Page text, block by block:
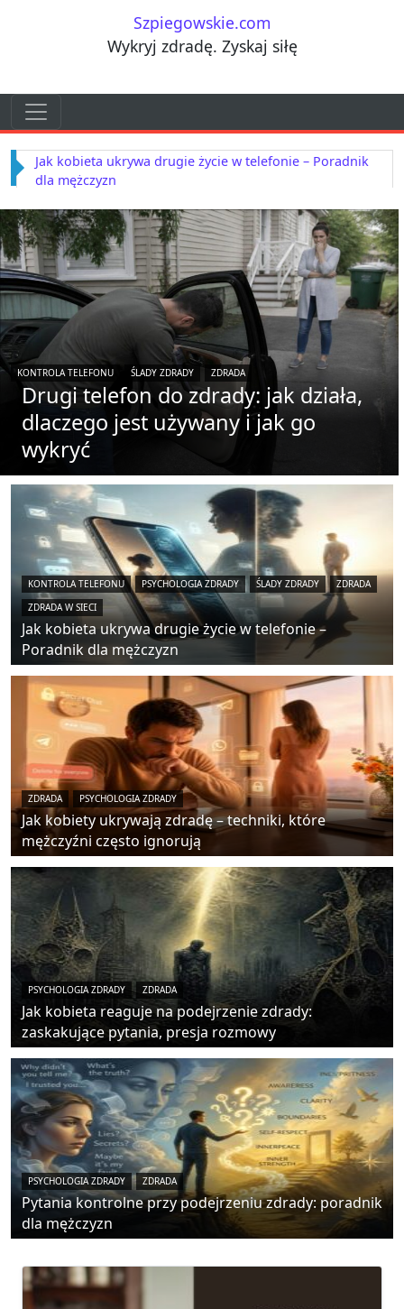
Szpiegowskie.com
Wykryj zdradę. Zyskaj siłę
Przejdź do treści
Main Navigation
Jak kobieta ukrywa drugie życie w telefonie – Poradnik
dla mężczyzn
KONTROLA TELEFONU ŚLADY ZDRADY ZDRADA
Drugi telefon do zdrady: jak działa,
dlaczego jest używany i jak go
wykryć
KONTROLA TELEFONU PSYCHOLOGIA ZDRADY ŚLADY ZDRADY
ZDRADA
ZDRADA W SIECI
Jak kobieta ukrywa drugie życie w telefonie –
Poradnik dla mężczyzn
ZDRADA PSYCHOLOGIA ZDRADY
Jak kobiety ukrywają zdradę – techniki, które
mężczyźni często ignorują
PSYCHOLOGIA ZDRADY ZDRADA
Jak kobieta reaguje na podejrzenie zdrady:
zaskakujące pytania, presja rozmowy
PSYCHOLOGIA ZDRADY ZDRADA
Pytania kontrolne przy podejrzeniu zdrady: poradnik
dla mężczyzn